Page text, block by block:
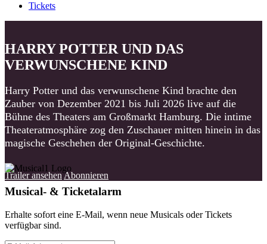
Tickets
HARRY POTTER UND DAS
VERWUNSCHENE KIND
Harry Potter und das verwunschene Kind brachte den
Zauber von Dezember 2021 bis Juli 2026 live auf die
Bühne des Theaters am Großmarkt Hamburg. Die intime
Theateratmosphäre zog den Zuschauer mitten hinein in das
magische Geschehen der Original-Geschichte.
Trailer ansehen Abonnieren
Musical- & Ticketalarm
Erhalte sofort eine E-Mail, wenn neue Musicals oder Tickets
verfügbar sind.